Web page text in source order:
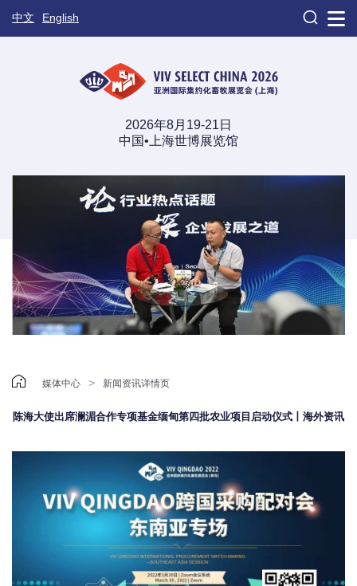
中文 English 
2026年8月19-21日
中国•上海世博展览馆
 媒体中心 > 新闻资讯详情页
陈海大使出席澜湄合作专项基金缅甸第四批农业项目启动仪式丨海外资讯